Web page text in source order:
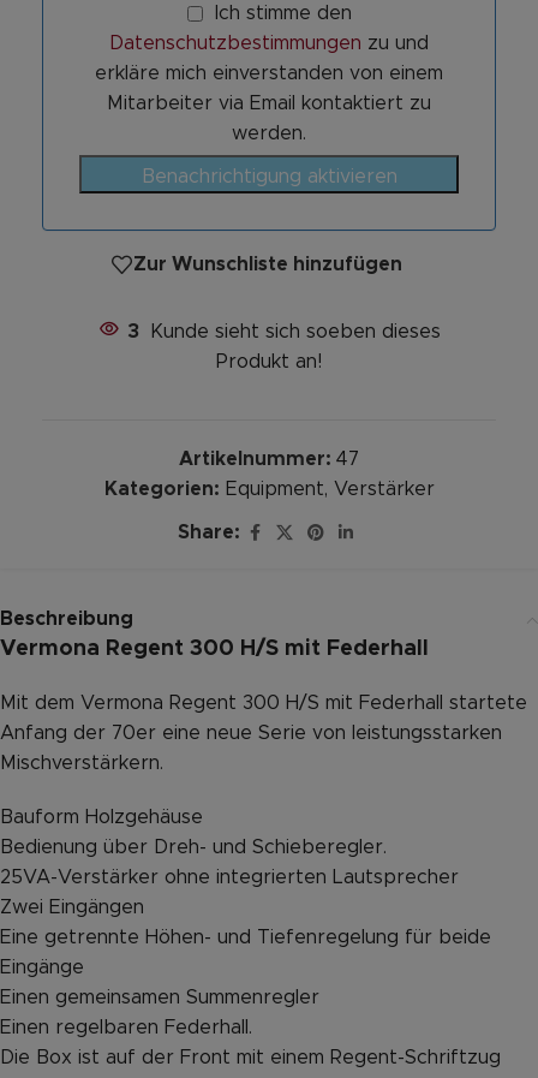
Ich stimme den
Datenschutzbestimmungen zu und
erkläre mich einverstanden von einem
Mitarbeiter via Email kontaktiert zu
werden.
Benachrichtigung aktivieren
Zur Wunschliste hinzufügen
3
Kunde sieht sich soeben dieses
Produkt an!
Artikelnummer: 47
Kategorien: Equipment, Verstärker
Share:
Beschreibung
Vermona Regent 300 H/S mit Federhall
Mit dem Vermona Regent 300 H/S mit Federhall startete
Anfang der 70er eine neue Serie von leistungsstarken
Mischverstärkern.
Bauform Holzgehäuse
Bedienung über Dreh- und Schieberegler.
25VA-Verstärker ohne integrierten Lautsprecher
Zwei Eingängen
Eine getrennte Höhen- und Tiefenregelung für beide
Eingänge
Einen gemeinsamen Summenregler
Einen regelbaren Federhall.
Die Box ist auf der Front mit einem Regent-Schriftzug